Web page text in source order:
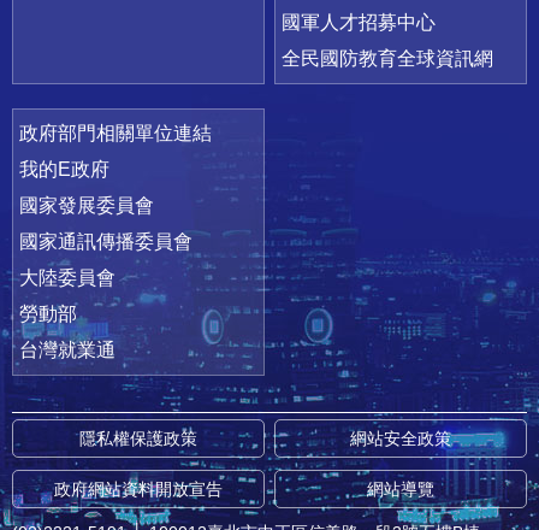
國軍人才招募中心
全民國防教育全球資訊網
政府部門相關單位連結
我的E政府
國家發展委員會
國家通訊傳播委員會
大陸委員會
勞動部
台灣就業通
隱私權保護政策 網站安全政策
政府網站資料開放宣告 網站導覽